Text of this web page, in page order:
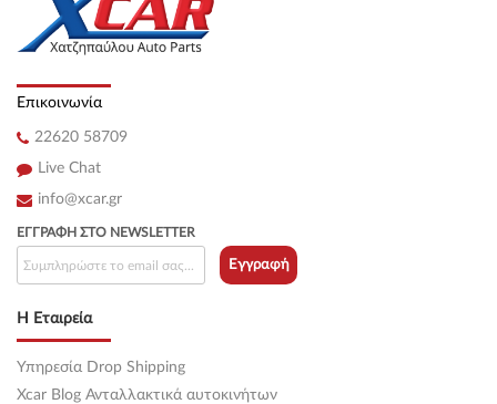
Επικοινωνία
22620 58709
Live Chat
info@xcar.gr
Η Εταιρεία
Υπηρεσία Drop Shipping
Xcar Blog Ανταλλακτικά αυτοκινήτων
ΕΓΓΡΑΦΉ ΣΤΟ NEWSLETTER
Εγγραφή